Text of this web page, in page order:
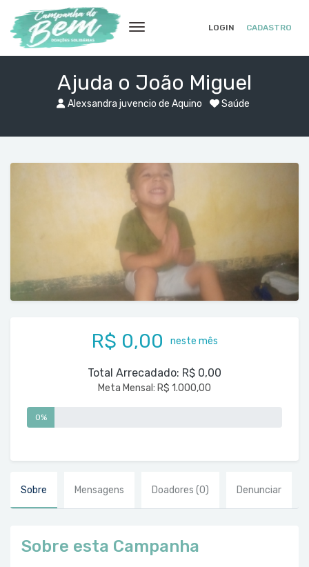
LOGIN CADASTRO
Ajuda o João Miguel
Alexsandra juvencio de Aquino Saúde
R$ 0,00 neste mês
Total Arrecadado: R$ 0,00
Meta Mensal: R$ 1.000,00
0%
Sobre Mensagens Doadores (0) Denunciar
Sobre esta Campanha